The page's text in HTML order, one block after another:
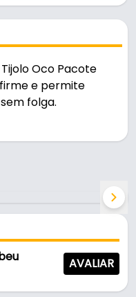
Oco Pacote
e permite
folga.
cinza, é resistente
AVALIAR